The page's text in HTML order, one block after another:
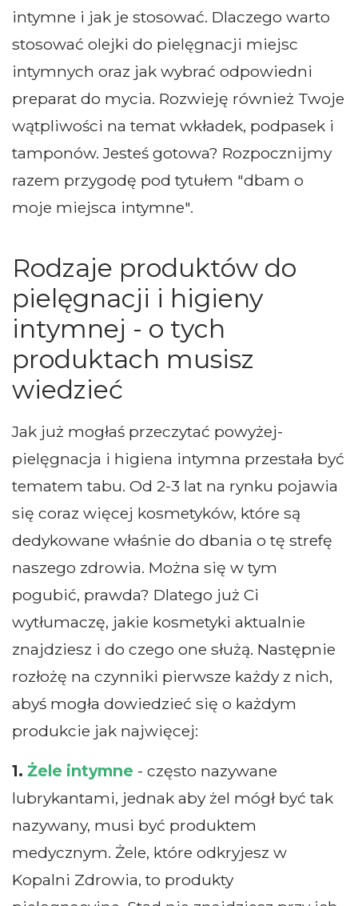
intymne i jak je stosować. Dlaczego warto
stosować olejki do pielęgnacji miejsc
intymnych oraz jak wybrać odpowiedni
preparat do mycia. Rozwieję również Twoje
wątpliwości na temat wkładek, podpasek i
tamponów. Jesteś gotowa? Rozpocznijmy
razem przygodę pod tytułem "dbam o
moje miejsca intymne".
Rodzaje produktów do
pielęgnacji i higieny
intymnej - o tych
produktach musisz
wiedzieć
Jak już mogłaś przeczytać powyżej-
pielęgnacja i higiena intymna przestała być
tematem tabu. Od 2-3 lat na rynku pojawia
się coraz więcej kosmetyków, które są
dedykowane właśnie do dbania o tę strefę
naszego zdrowia. Można się w tym
pogubić, prawda? Dlatego już Ci
wytłumaczę, jakie kosmetyki aktualnie
znajdziesz i do czego one służą. Następnie
rozłożę na czynniki pierwsze każdy z nich,
abyś mogła dowiedzieć się o każdym
produkcie jak najwięcej:
1. Żele intymne - często nazywane
lubrykantami, jednak aby żel mógł być tak
nazywany, musi być produktem
medycznym. Żele, które odkryjesz w
Kopalni Zdrowia, to produkty